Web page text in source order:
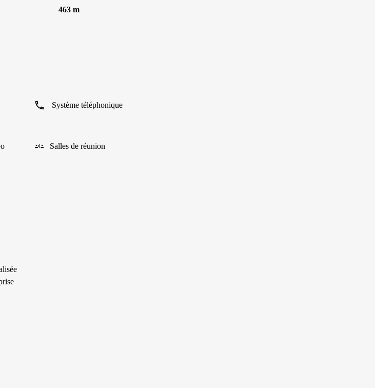
463 m
Système téléphonique
Salles de réunion